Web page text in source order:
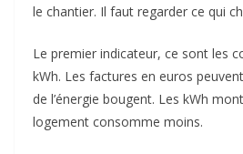
le chantier. Il faut regarder ce qui
Le premier indicateur, ce sont les
kWh. Les factures en euros
de l’énergie bougent. Les kWh
logement consomme moins.